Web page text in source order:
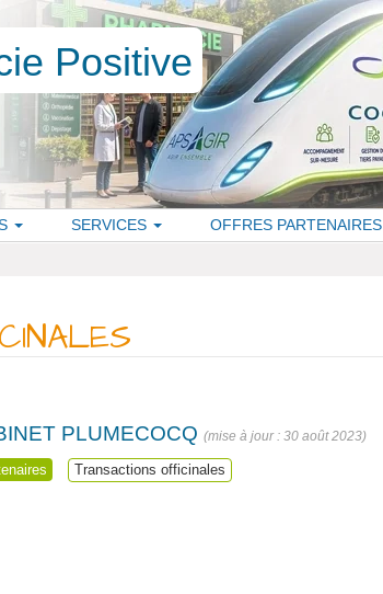
SERVICES OFFRES PARTENAIRES
PLUMECOCQ 30 août 2023
Transactions officinales